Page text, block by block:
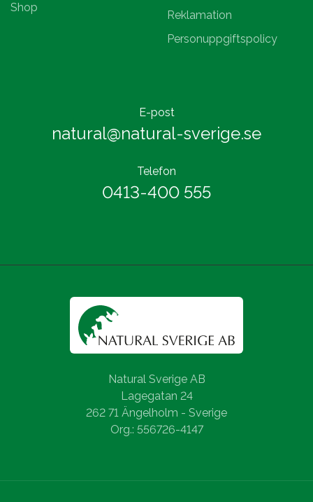
Shop
Reklamation
Personuppgiftspolicy
E-post
natural@natural-sverige.se
Telefon
0413-400 555
Natural Sverige AB
Lagegatan 24
262 71 Ängelholm - Sverige
Org.: 556726-4147